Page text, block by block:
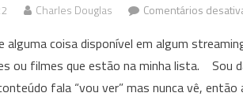
Charles Douglas Comentários
coisa disponível em algum
ou filmes que estão na minha lista. Sou
fala “vou ver” mas nunca vê, então